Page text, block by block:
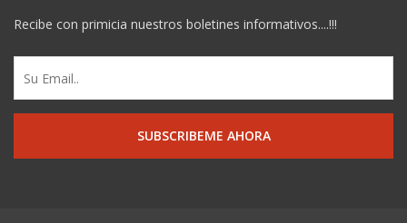
Recibe con primicia nuestros boletines informativos....!!!